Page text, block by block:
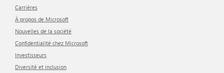
Carrières
À propos de Microsoft
Nouvelles de la société
Confidentialité chez Microsoft
Investisseurs
Diversité et inclusion